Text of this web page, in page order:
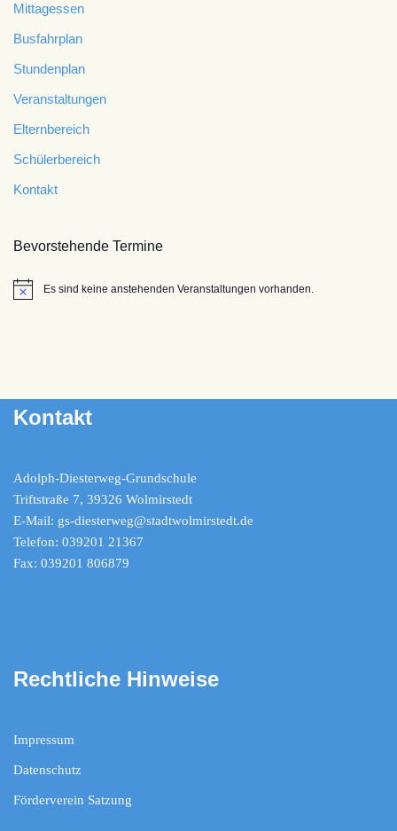
Mittagessen
Busfahrplan
Stundenplan
Veranstaltungen
Elternbereich
Schülerbereich
Kontakt
Bevorstehende Termine
HinweisEs sind keine anstehenden Veranstaltungen vorhanden.
Kontakt
Adolph-Diesterweg-Grundschule
Triftstraße 7, 39326 Wolmirstedt
E-Mail: gs-diesterweg@stadtwolmirstedt.de
Telefon: 039201 21367
Fax: 039201 806879
Rechtliche Hinweise
Impressum
Datenschutz
Förderverein Satzung